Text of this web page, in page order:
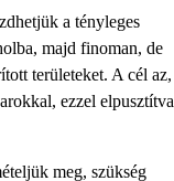
a tényleges
majd finoman, de
területeket. A cél az,
ezzel elpusztítva
meg, szükség